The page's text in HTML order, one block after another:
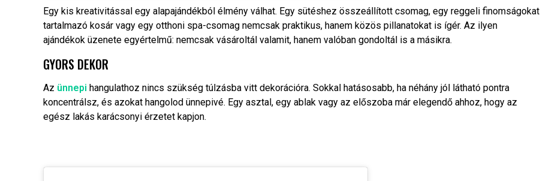
Egy kis kreativitással egy alapajándékból élmény válhat. Egy sütéshez összeállított csomag, egy reggeli finomságokat
tartalmazó kosár vagy egy otthoni spa-csomag nemcsak praktikus, hanem közös pillanatokat is ígér. Az ilyen
ajándékok üzenete egyértelmű: nemcsak vásároltál valamit, hanem valóban gondoltál is a másikra.
GYORS DEKOR
Az ünnepi hangulathoz nincs szükség túlzásba vitt dekorációra. Sokkal hatásosabb, ha néhány jól látható pontra
koncentrálsz, és azokat hangolod ünnepivé. Egy asztal, egy ablak vagy az előszoba már elegendő ahhoz, hogy az
egész lakás karácsonyi érzetet kapjon.